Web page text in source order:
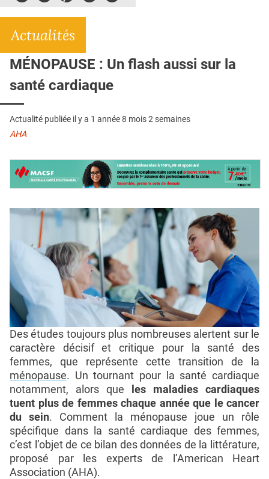
L'APP
QUI SOMMES-NOUS ?
PUBLICITÉ
CONDITIONS GÉNÉRALES
CONTACT
Actualités
MÉNOPAUSE : Un flash aussi sur la
santé cardiaque
Actualité publiée il y a 1 année 8 mois 2 semaines
AHA
Des études toujours plus nombreuses alertent sur le
caractère décisif et critique pour la santé des
femmes, que représente cette transition de la
ménopause. Un tournant pour la santé cardiaque
notamment, alors que les maladies cardiaques
tuent plus de femmes chaque année que le cancer
du sein. Comment la ménopause joue un rôle
spécifique dans la santé cardiaque des femmes,
c’est l’objet de ce bilan des données de la littérature,
proposé par les experts de l’American Heart
Association (AHA).